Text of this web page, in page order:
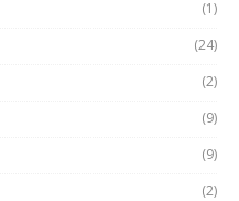
(1)
(24)
(2)
(9)
(9)
(2)